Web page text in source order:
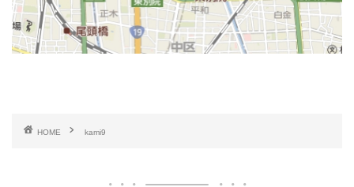
HOME kami9